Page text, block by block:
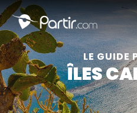
LE GUIDE
ÎLES
📍 Destinations populaires